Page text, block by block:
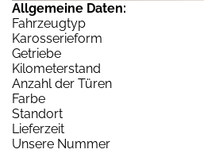
Allgemeine Daten:
Fahrzeugtyp
Karosserieform
Getriebe
Kilometerstand
Anzahl der Türen
Farbe
Standort
Lieferzeit
Unsere Nummer